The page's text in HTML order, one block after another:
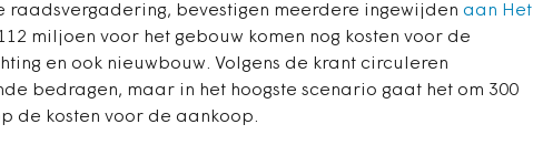
raadsvergadering, bevestigen meerdere ingewijden aan Het
miljoen voor het gebouw komen nog kosten voor de
en ook nieuwbouw. Volgens de krant circuleren
bedragen, maar in het hoogste scenario gaat het om 300
de kosten voor de aankoop.